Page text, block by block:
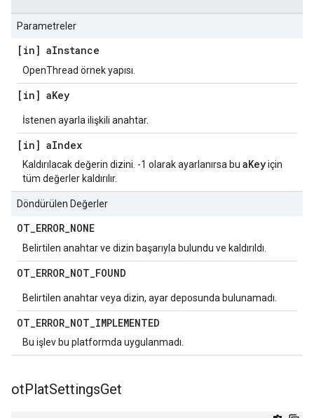
Parametreler
[in] aInstance
OpenThread örnek yapısı.
[in] aKey
İstenen ayarla ilişkili anahtar.
[in] aIndex
Kaldırılacak değerin dizini. -1 olarak ayarlanırsa bu aKeyiçin
tüm değerler kaldırılır.
Döndürülen Değerler
OT_ERROR_NONE
Belirtilen anahtar ve dizin başarıyla bulundu ve kaldırıldı.
OT_ERROR_NOT_FOUND
Belirtilen anahtar veya dizin, ayar deposunda bulunamadı.
OT_ERROR_NOT_IMPLEMENTED
Bu işlev bu platformda uygulanmadı.
otPlatSettingsGet